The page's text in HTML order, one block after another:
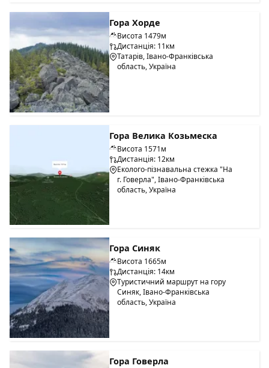
Гора Хорде
Висота 1479м
Дистанція: 11км
Татарів, Івано-Франківська
область, Україна
Гора Велика Козьмеска
Висота 1571м
Дистанція: 12км
Еколого-пізнавальна стежка "На
г. Говерла", Івано-Франківська
область, Україна
Гора Синяк
Висота 1665м
Дистанція: 14км
Туристичний маршрут на гору
Синяк, Івано-Франківська
область, Україна
Гора Говерла